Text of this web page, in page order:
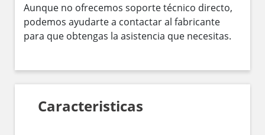
Aunque no ofrecemos soporte técnico directo,
podemos ayudarte a contactar al fabricante
para que obtengas la asistencia que necesitas.
Caracteristicas